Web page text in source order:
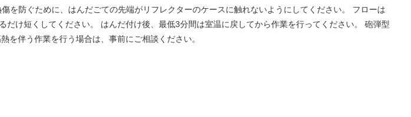
防ぐために、はんだごての先端がリフレクターのケースに触れないようにしてください。 フローは
け短くしてください。 はんだ付け後、最低3分間は室温に戻してから作業を行ってください。 砲弾型
を伴う作業を行う場合は、事前にご相談ください。